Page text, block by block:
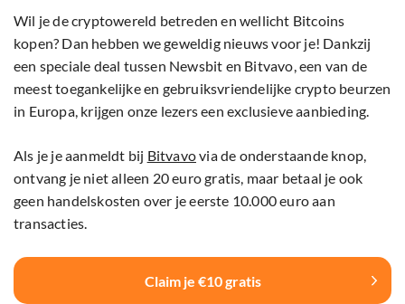
Wil je de cryptowereld betreden en wellicht Bitcoins
kopen? Dan hebben we geweldig nieuws voor je! Dankzij
een speciale deal tussen Newsbit en Bitvavo, een van de
meest toegankelijke en gebruiksvriendelijke crypto beurzen
in Europa, krijgen onze lezers een exclusieve aanbieding.
Als je je aanmeldt bij Bitvavovia de onderstaande knop,
ontvang je niet alleen 20 euro gratis, maar betaal je ook
geen handelskosten over je eerste 10.000 euro aan
transacties.
Claim je €10 gratis